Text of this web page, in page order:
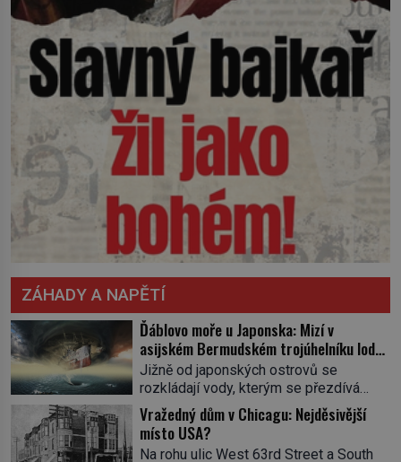
ZÁHADY A NAPĚTÍ
Ďáblovo moře u Japonska: Mizí v
asijském Bermudském trojúhelníku lodě
ve spárech neznámé síly?
Jižně od japonských ostrovů se
rozkládají vody, kterým se přezdívá
Ďáblovo moře. Vypráví se o lodích
mizejících beze stopy, podivných
světlech, zrádných proudech i mořských
Vražedný dům v Chicagu: Nejděsivější
místo USA?
Na rohu ulic West 63rd Street a South